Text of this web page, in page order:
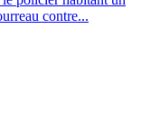
contre...